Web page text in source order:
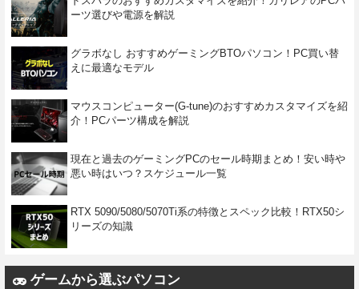
ーツ選びや電源を解説
グラボなし おすすめゲーミングBTOパソコン！PC買い替
えに最適なモデル
マウスコンピューター(G-tune)のおすすめカスタマイズを紹
介！PCパーツ構成を解説
現在と過去のゲーミングPCのセール時期まとめ！安い時や
悪い時はいつ？スケジュール一覧
RTX 5090/5080/5070Ti系の特徴とスペック比較！RTX50シ
リーズの知識
ゲームから選ぶパソコン